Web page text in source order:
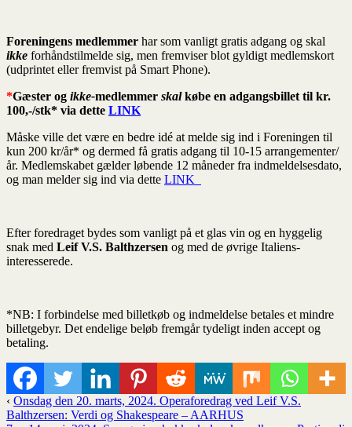
Foreningens medlemmer har som vanligt gratis adgang og skal
ikke forhåndstilmelde sig, men fremviser blot gyldigt medlemskort
(udprintet eller fremvist på Smart Phone).
*Gæster og ikke-medlemmer skalkøbe en adgangsbillet til kr.
100,-/stk* via dette LINK
Måske ville det være en bedre idé at melde sig ind i Foreningen til
kun 200 kr/år* og dermed få gratis adgang til 10-15 arrangementer/
år. Medlemskabet gælder løbende 12 måneder fra indmeldelsesdato,
og man melder sig ind via dette LINK
Efter foredraget bydes som vanligt på et glas vin og en hyggelig
snak med Leif V.S. Balthzersen og med de øvrige Italiens-
interesserede.
*NB: I forbindelse med billetkøb og indmeldelse betales et mindre
billetgebyr. Det endelige beløb fremgår tydeligt inden accept og
betaling.
‹ Onsdag den 20. marts, 2024. Operaforedrag ved Leif V.S.
Balthzersen: Verdi og Shakespeare – AARHUS